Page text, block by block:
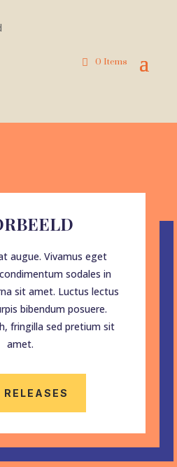
0 Items
augue. Vivamus eget
sodales in
sit amet. Luctus lectus
bibendum posuere.
fringilla sed pretium sit
amet.
RELEASES